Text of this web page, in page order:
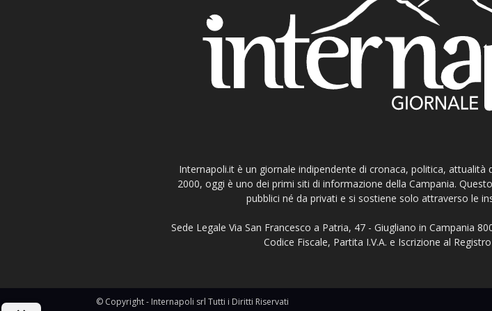
Internapoli.it è un giornale indipendente di cronaca, politica,
2000, oggi è uno dei primi siti di informazione della Campania.
pubblici né da privati e si sostiene solo attraverso le
Sede Legale Via San Francesco a Patria, 47 - Giugliano in Campania
Codice Fiscale, Partita I.V.A. e Iscrizione al
© Copyright - Internapoli srl Tutti i Diritti Riservati